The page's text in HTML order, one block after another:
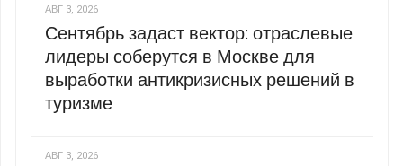
АВГ 3, 2026
Сентябрь задаст вектор: отраслевые
лидеры соберутся в Москве для
выработки антикризисных решений в
туризме
АВГ 3, 2026